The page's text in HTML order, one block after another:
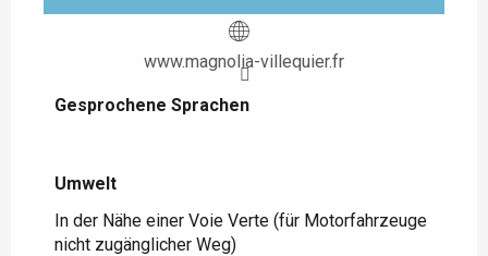
www.magnolia-villequier.fr
Gesprochene Sprachen
Gesprochene Sprachen
Umwelt
Umwelt
In der Nähe einer Voie Verte (für Motorfahrzeuge
nicht zugänglicher Weg)